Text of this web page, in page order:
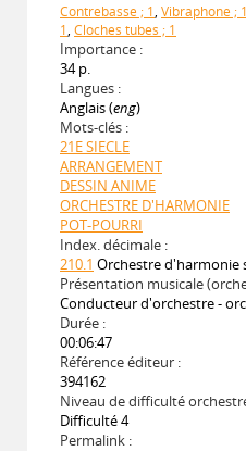
Contrebasse ; 1, Vibraphone ; 1
1, Cloches tubes ; 1
Importance :
34 p.
Langues :
Anglais (eng)
Mots-clés :
21E SIECLE
ARRANGEMENT
DESSIN ANIME
ORCHESTRE D'HARMONIE
POT-POURRI
Index. décimale :
210.1 Orchestre d'harmonie
Présentation musicale
Conducteur d'orchestre -
Durée :
00:06:47
Référence éditeur :
394162
Niveau de difficulté
Difficulté 4
Permalink :